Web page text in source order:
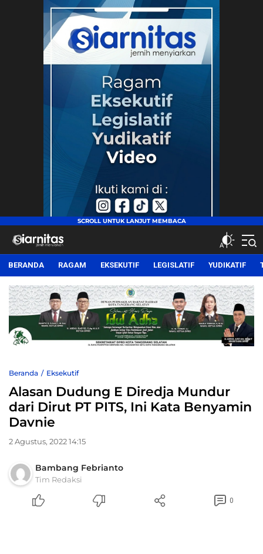
siarnitas
Jernih Menyiarkan
BERANDA RAGAM EKSEKUTIF LEGISLATIF YUDIKATIF
Beranda Eksekutif
Alasan Dudung E Diredja Mundur
dari Dirut PT PITS, Ini Kata Benyamin
Davnie
2 Agustus, 2022 14:15
Bambang Febrianto
Tim Redaksi
0